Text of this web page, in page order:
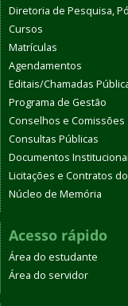
Diretoria de Pesquisa,
Cursos
Matrículas
Agendamentos
Editais/Chamadas
Programa de Gestão
Conselhos e Comissões
Consultas Públicas
Documentos
Licitações e Contratos
Núcleo de Memória
Acesso rápido
Área do estudante
Área do servidor